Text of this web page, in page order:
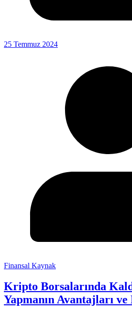
25 Temmuz 2024
Finansal Kaynak
Kripto Borsalarında
Yapmanın Avantajları